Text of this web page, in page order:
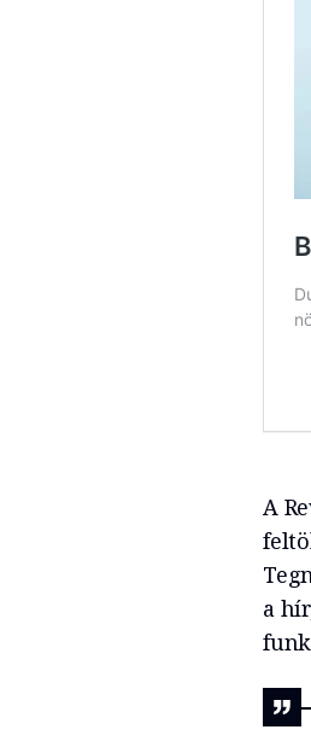
A
a